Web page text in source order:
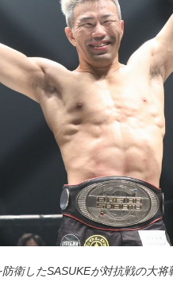
防衛したSASUKEが対抗戦の大